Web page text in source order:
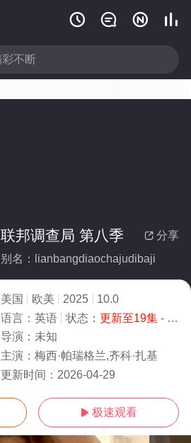
   
 分享
联邦调查局 第八季
别名：lianbangdiaochajudibaji
美国 欧美 2025
10.0
语言： 英语 状态： 更新至19集- 免费在线观看
导演： 未知
主演： 梅西·帕瑞格兰,齐科·扎基
更新时间： 2026-04-29
 极速观看